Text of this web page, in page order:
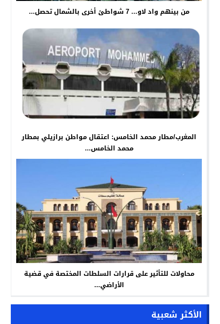
من بينهم واد لاو… 7 شواطئ أخرى بالشمال تحصل...
المغرب/مطار محمد الخامس: اعتقال مواطن برازيلي بمطار
محمد الخامس...
محاولات للتأثير على قرارات السلطات المختصة في قضية
الأراضي...
الأكثر شعبية